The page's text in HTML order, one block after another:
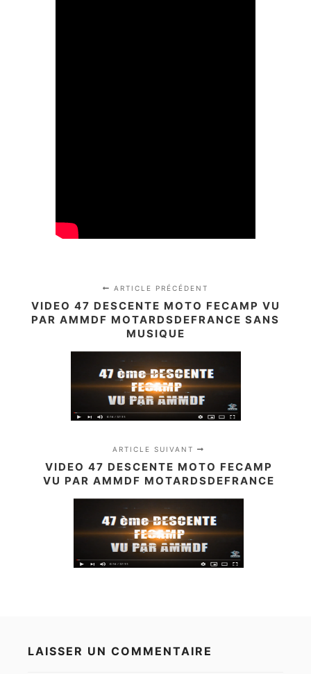
ARTICLE PRÉCÉDENT
VIDEO 47 DESCENTE MOTO FECAMP VU
PAR AMMDF MOTARDSDEFRANCE SANS
MUSIQUE
ARTICLE SUIVANT
VIDEO 47 DESCENTE MOTO FECAMP
VU PAR AMMDF MOTARDSDEFRANCE
LAISSER UN COMMENTAIRE